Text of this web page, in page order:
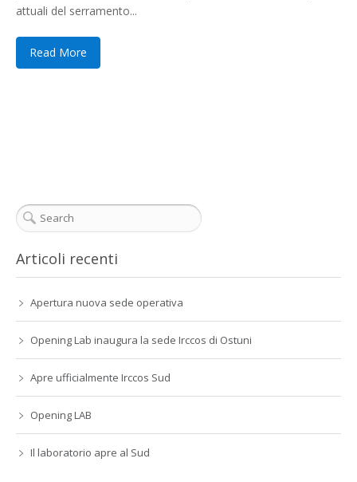
attuali del serramento...
Read More
Articoli recenti
Apertura nuova sede operativa
Opening Lab inaugura la sede Irccos di Ostuni
Apre ufficialmente Irccos Sud
Opening LAB
Il laboratorio apre al Sud